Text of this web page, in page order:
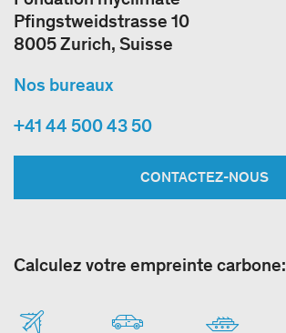
Pfingstweidstrasse 10
8005 Zurich, Suisse
Nos bureaux
+41 44 500 43 50
CONTACTEZ-NOUS
Calculez votre empreinte carbone: